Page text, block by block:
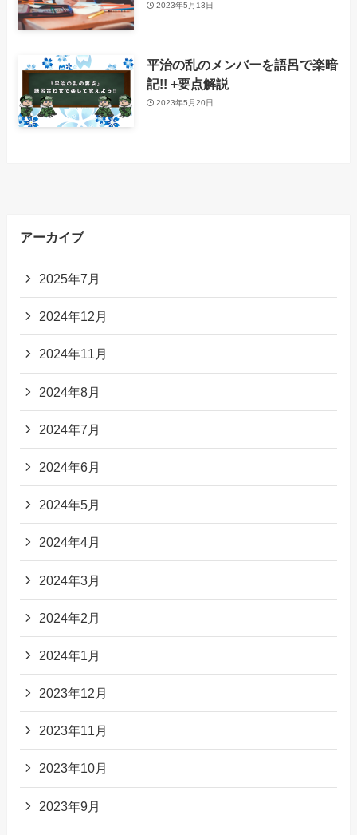
2023年5月13日
平治の乱のメンバーを語呂で楽暗
記!! +要点解説
2023年5月20日
アーカイブ
2025年7月
2024年12月
2024年11月
2024年8月
2024年7月
2024年6月
2024年5月
2024年4月
2024年3月
2024年2月
2024年1月
2023年12月
2023年11月
2023年10月
2023年9月